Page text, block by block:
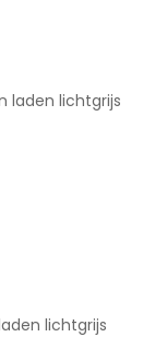
laden lichtgrijs
lichtgrijs